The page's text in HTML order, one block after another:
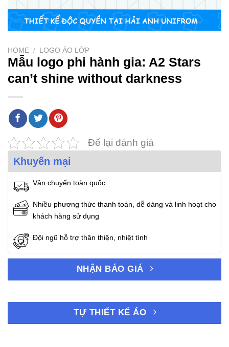
HOME / LOGO ÁO LỚP
Mẫu logo phi hành gia: A2 Stars
can’t shine without darkness
Để lại đánh giá
Khuyến mại
Vận chuyển toàn quốc
Nhiều phương thức thanh toán, dễ dàng và linh hoạt cho
khách hàng sử dụng
Đội ngũ hỗ trợ thân thiện, nhiệt tình
NHẬN BÁO GIÁ
TỰ THIẾT KẾ ÁO